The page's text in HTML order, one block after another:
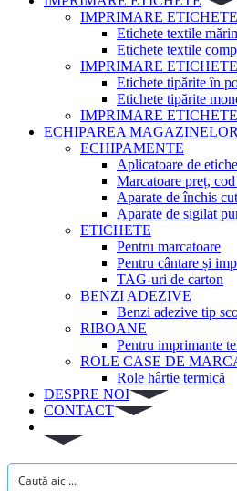
IMPRIMARE
Etichete textile
Etichete textile
IMPRIMARE
Etichete tipărite în
Etichete tipărite
IMPRIMARE
ECHIPAREA MAGAZINELOR
ECHIPAMENTE
Aplicatoare de
Marcatoare preț, cod
Aparate de închis
Aparate de sigilat
ETICHETE
Pentru marcatoare
Pentru cântare și
TAG-uri de carton
BENZI ADEZIVE
Benzi adezive tip
RIBOANE
Pentru imprimante
ROLE CASE DE
Role hârtie termică
DESPRE NOI
CONTACT